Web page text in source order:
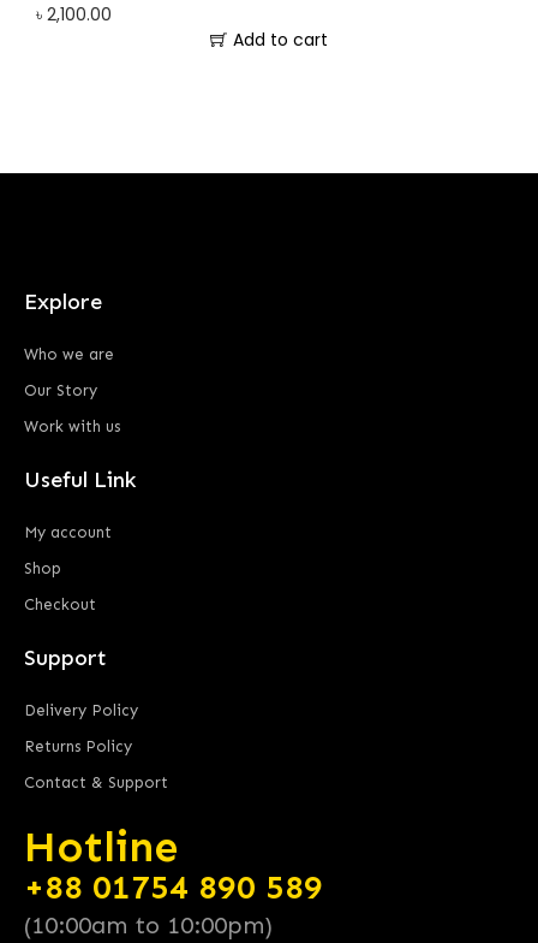
৳ 2,100.00
Add to cart
Explore
Who we are
Our Story
Work with us
Useful Link
My account
Shop
Checkout
Support
Delivery Policy
Returns Policy
Contact & Support
Hotline
+88 01754 890 589
(10:00am to 10:00pm)